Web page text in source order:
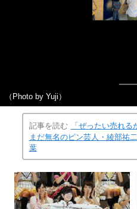
（Photo by Yuji）
記事を読む
「ぜったい売れる
まだ無名のピン芸人・綾部祐
葉